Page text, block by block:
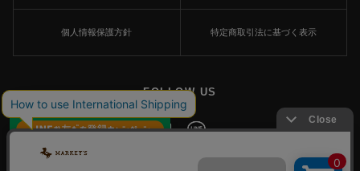
×
個人情報保護方針 特定商取引法に基づく表示
FOLLOW US